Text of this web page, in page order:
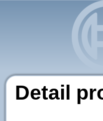
Detail